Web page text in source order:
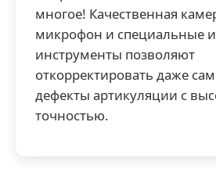
многое! Качественная
микрофон и специальные
инструменты позволяют
откорректировать даже
дефекты артикуляции с
точностью.